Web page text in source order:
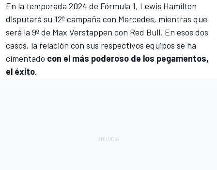
En la temporada 2024 de Fórmula 1, Lewis Hamilton
disputará su 12ª campaña con Mercedes, mientras que
será la 9ª de Max Verstappen con Red Bull. En esos dos
casos, la relación con sus respectivos equipos se ha
cimentado con el más poderoso de los pegamentos,
el éxito.